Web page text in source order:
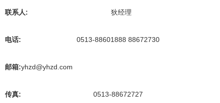
联系人: 狄经理
电话: 0513-88601888 88672730
邮箱:yhzd@yhzd.com
传真: 0513-88672727